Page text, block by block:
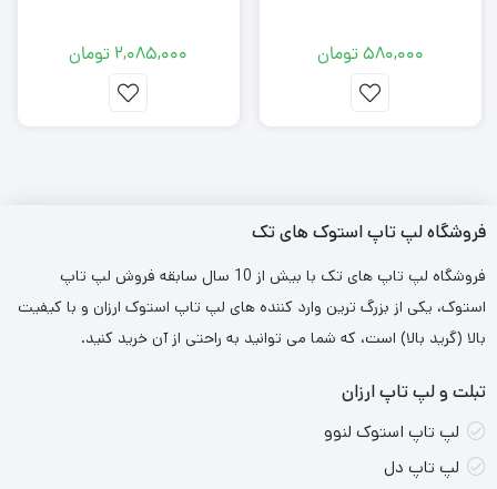
ویژگی‌های کول پد D-net DT-60:
تعداد فن:
نورپردازی:
کلید فیزیکی: برای تنظیم سرعت فن‌ها
مزایای استفاده از کول پد D-net DT-60:
580,000تومان 2,085,000 تومان
فروشگاه لپ تاپ استوک های تک
فروشگاه لپ تاپ های تک با بیش از 10 سال سابقه فروش لپ تاپ
استوک، یکی از بزرگ ترین وارد کننده های لپ تاپ استوک ارزان و با کیفیت
بالا (گرید بالا) است، که شما می توانید به راحتی از آن خرید کنید.
تبلت و لپ تاپ ارزان
لپ تاپ استوک لنوو
لپ تاپ دل